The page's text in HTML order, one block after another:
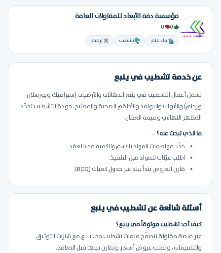
مؤسسة دقة الأبعاد للمقاولات العامة
بناء عام تشطيب ترميم
عن خدمة تشطيب في ينبع
تشمل أعمال التشطيب في ينبع الدهانات والأرضيات (سيراميك وبورسلان
ورخام) والأبواب والنوافذ والأطقم الصحية والمطابخ. جودة التشطيب تحدّد
المظهر النهائي وقيمة العقار.
ما الذي تبحث عنه؟
حدّد مواصفات المواد بالاسم والكمية في العقد.
اطلب عيّنات للمواد قبل التنفيذ.
قارن العروض بنداً ببند عبر جدول كميات (BOQ).
أسئلة شائعة عن تشطيب في ينبع
كيف أجد تشطيب موثوقاً في ينبع؟
عبر منصة مقاولة تتصفّح ملفات تشطيب في ينبع مع شارات التوثيق
والتقييمات، وتطلب عروض أسعار وتقارن بينها قبل التعاقد.